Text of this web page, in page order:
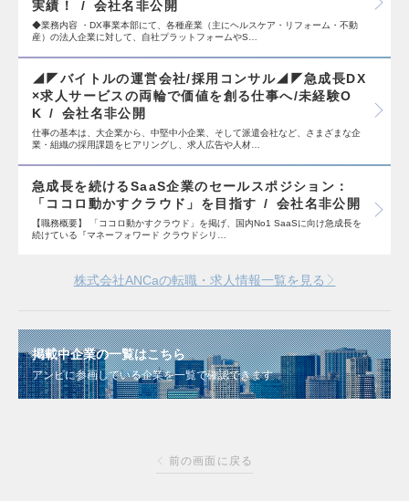
実績！
会社名非公開
◆業務内容 ・DX事業本部にて、各種産業（主にヘルスケア・リフォーム・不動
産）の法人企業に対して、自社プラットフォームやS…
◢◤バイトルの運営会社/採用コンサル◢◤急成長DX
×求人サービスの両輪で価値を創る仕事へ/未経験O
K
会社名非公開
仕事の基本は、大企業から、中堅中小企業、そして派遣会社など、さまざまな企
業・組織の採用課題をヒアリングし、求人広告や人材…
急成長を続けるSaaS企業のセールスポジション：
「ココロ動かすクラウド」を目指す
会社名非公開
【職務概要】 「ココロ動かすクラウド」を掲げ、国内No1 SaaSに向け急成長を
続けている『マネーフォワード クラウドシリ…
株式会社ANCaの転職・求人情報一覧を見る
掲載中企業の一覧はこちら
アンビに参画している企業を一覧で確認できます
前の画面に戻る